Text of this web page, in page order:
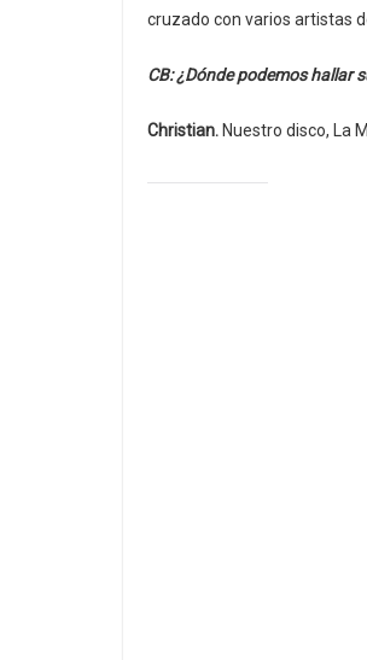
cruzado con varios artistas
CB: ¿Dónde podemos hallar
Christian. Nuestro disco, La